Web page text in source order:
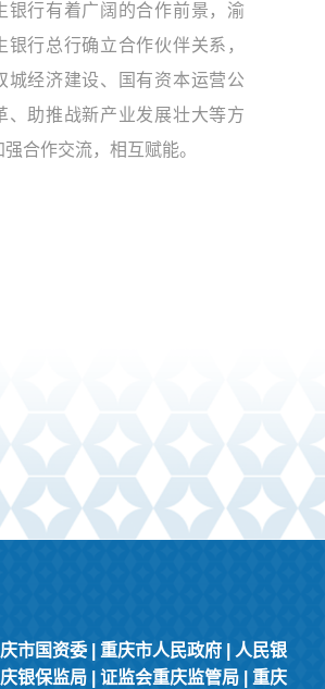
银行有着广阔的合作前景，渝
银行总行确立合作伙伴关系，
城经济建设、国有资本运营公
、助推战新产业发展壮大等方
合作交流，相互赋能。
市国资委| 重庆市人民政府
人民银
银保监局 证监会重庆监管局 重庆